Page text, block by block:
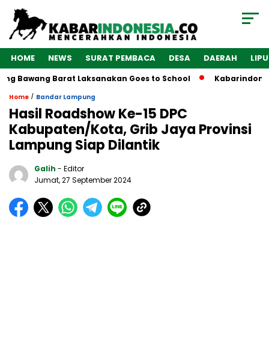
HOME NEWS SURAT PEMBACA DESA DAERAH
Barat Laksanakan Goes to School Kabarindonesia.co
Home / Bandar Lampung
Hasil Roadshow Ke-15 DPC
Kabupaten/Kota, Grib Jaya Provinsi
Lampung Siap Dilantik
Galih - Editor
Jumat, 27 September 2024